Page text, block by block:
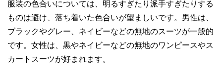
服装の色合いについては、明るすぎたり派手すぎたりする
ものは避け、落ち着いた色合いが望ましいです。男性は、
ブラックやグレー、ネイビーなどの無地のスーツが一般的
です。女性は、黒やネイビーなどの無地のワンピースやス
カートスーツが好まれます。